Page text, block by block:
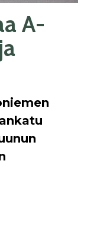
A-